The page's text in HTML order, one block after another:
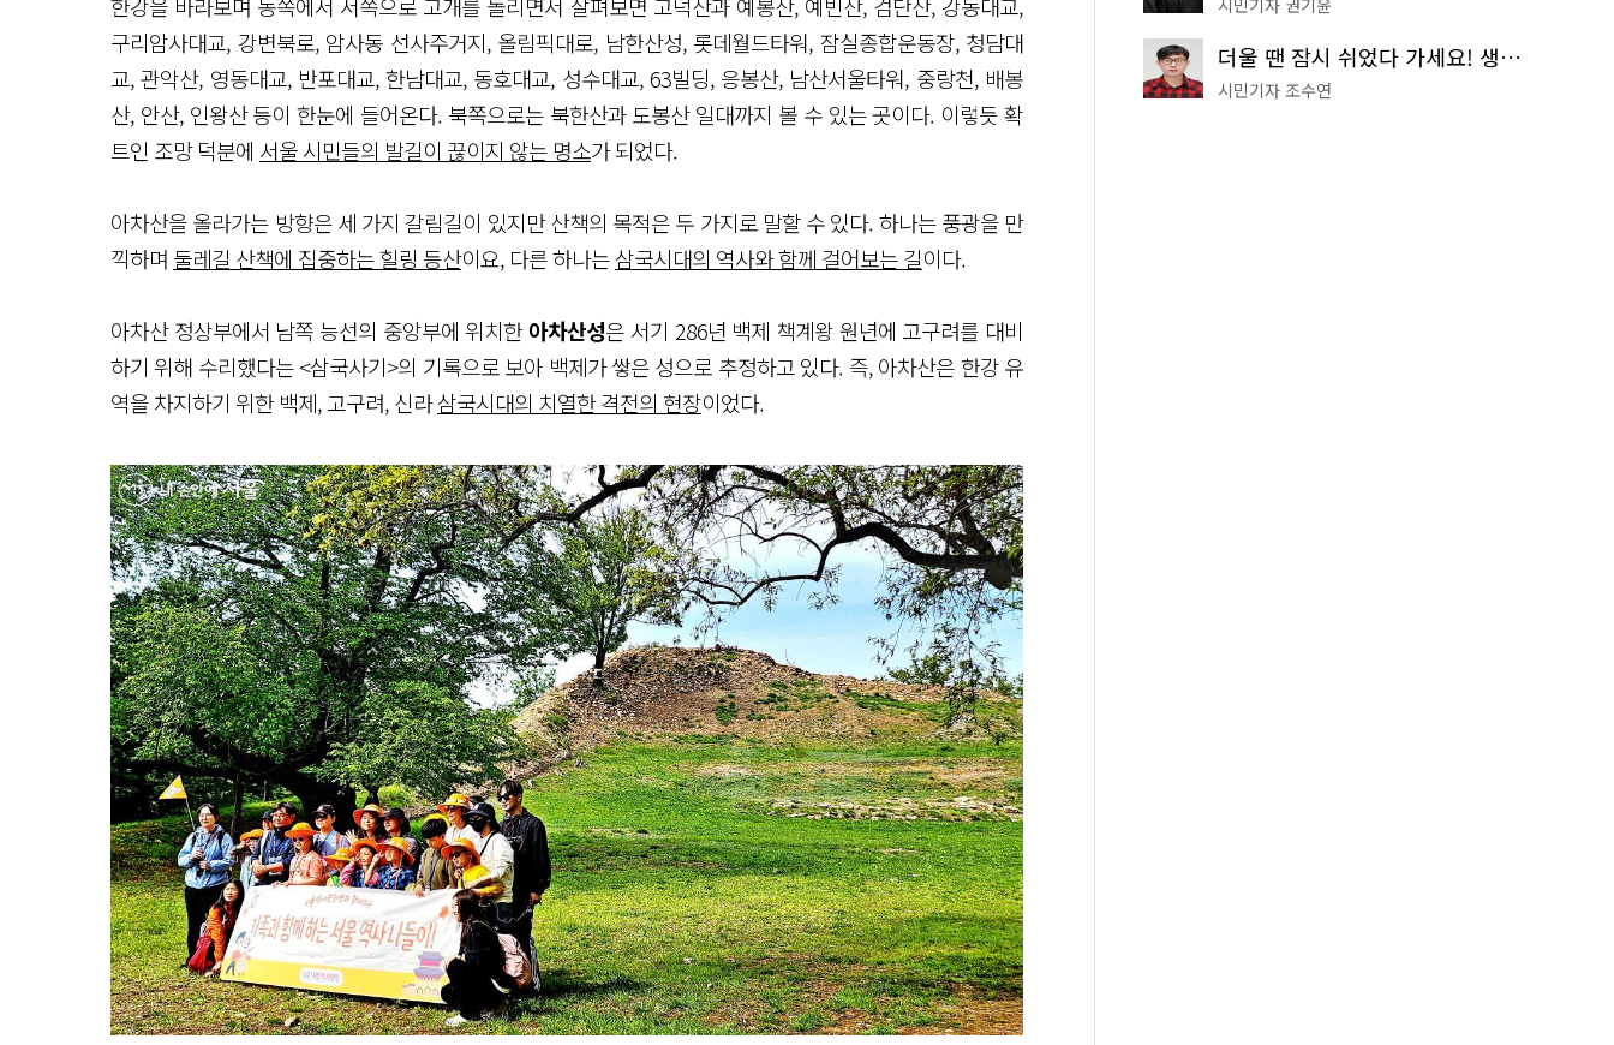
구리암사대교, 강변북로, 암사동 선사주거지, 올림픽대로, 남한산성, 롯데월드타워, 잠실종합운동장, 청담대
교, 관악산, 영동대교, 반포대교, 한남대교, 동호대교, 성수대교, 63빌딩, 응봉산, 남산서울타워, 중랑천, 배봉
산, 안산, 인왕산 등이 한눈에 들어온다. 북쪽으로는 북한산과 도봉산 일대까지 볼 수 있는 곳이다. 이렇듯 확
트인 조망 덕분에 서울 시민들의 발길이 끊이지 않는 명소가 되었다.
아차산을 올라가는 방향은 세 가지 갈림길이 있지만 산책의 목적은 두 가지로 말할 수 있다. 하나는 풍광을 만
끽하며 둘레길 산책에 집중하는 힐링 등산이요, 다른 하나는삼국시대의 역사와 함께 걸어보는 길이다.
아차산 정상부에서 남쪽 능선의 중앙부에 위치한 아차산성은 서기 286년 백제 책계왕 원년에 고구려를 대비
하기 위해 수리했다는 <삼국사기>의 기록으로 보아 백제가 쌓은 성으로 추정하고 있다. 즉, 아차산은 한강 유
역을 차지하기 위한 백제, 고구려, 신라삼국시대의 치열한 격전의 현장이었다.
시민기자 권기윤
더울 땐 잠시 쉬었다 가세요! 생수 냉장고부터 해피소·무더위쉼터까지
시민기자 조수연